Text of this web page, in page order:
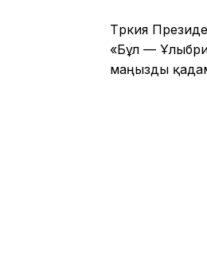
Түркия
«Бұл —
маңызды